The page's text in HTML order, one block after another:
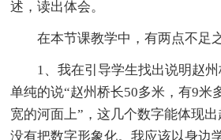
述，读出体会。
在本节课教学中，有两点不足
1、我在引导学生找出说明赵州
单纯的说“赵州桥长50多米，有9米
宽的河面上”，这几个数字能体现
没有把数字形象化。我应该以身边